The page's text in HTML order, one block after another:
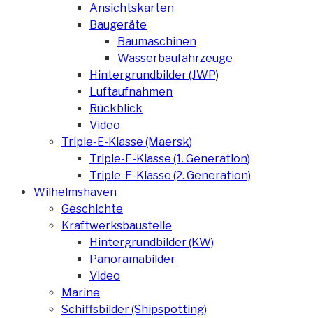
Ansichtskarten
Baugeräte
Baumaschinen
Wasserbaufahrzeuge
Hintergrundbilder (JWP)
Luftaufnahmen
Rückblick
Video
Triple-E-Klasse (Maersk)
Triple-E-Klasse (1. Generation)
Triple-E-Klasse (2. Generation)
Wilhelmshaven
Geschichte
Kraftwerksbaustelle
Hintergrundbilder (KW)
Panoramabilder
Video
Marine
Schiffsbilder (Shipspotting)